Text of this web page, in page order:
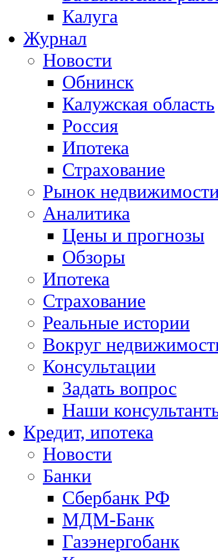
Калуга
Журнал
Новости
Обнинск
Калужская область
Россия
Ипотека
Страхование
Рынок
Аналитика
Цены и прогнозы
Обзоры
Ипотека
Страхование
Реальные истории
Вокруг
Консультации
Задать вопрос
Наши
Кредит, ипотека
Новости
Банки
Сбербанк РФ
МДМ-Банк
Газэнергобанк